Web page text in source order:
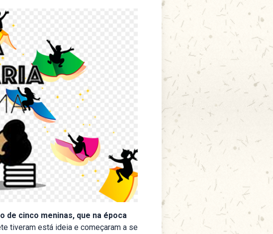
de cinco meninas, que na época
tiveram está ideia e começaram a se